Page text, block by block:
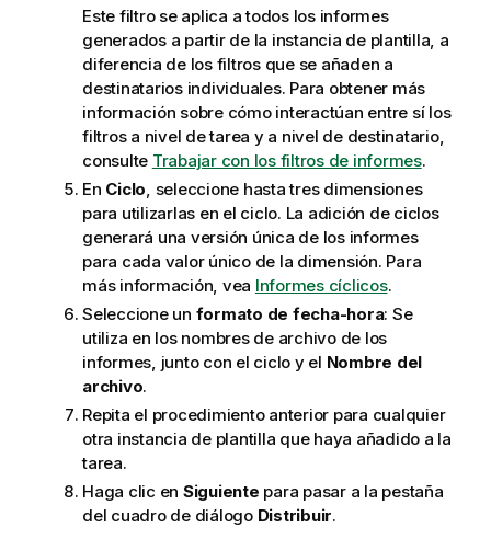
Este filtro se aplica a todos los informes
generados a partir de la instancia de plantilla, a
diferencia de los filtros que se añaden a
destinatarios individuales. Para obtener más
información sobre cómo interactúan entre sí los
filtros a nivel de tarea y a nivel de destinatario,
consulte Trabajar con los filtros de informes.
En Ciclo, seleccione hasta tres dimensiones
para utilizarlas en el ciclo. La adición de ciclos
generará una versión única de los informes
para cada valor único de la dimensión. Para
más información, vea Informes cíclicos.
Seleccione un formato de fecha-hora: Se
utiliza en los nombres de archivo de los
informes, junto con el ciclo y el Nombre del
archivo.
Repita el procedimiento anterior para cualquier
otra instancia de plantilla que haya añadido a la
tarea.
Haga clic en Siguiente para pasar a la pestaña
del cuadro de diálogo Distribuir.